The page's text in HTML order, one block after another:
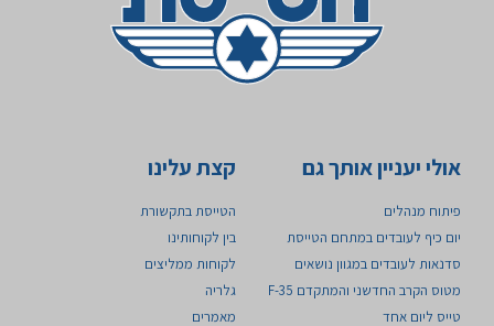
אולי יעניין אותך גם
פיתוח מנהלים
יום כיף לעובדים במתחם הטייסת
סדנאות לעובדים במגוון נושאים
מטוס הקרב החדשני והמתקדם 35-F ​
טייס ליום אחד
קצת עלינו
הטייסת בתקשורת
בין לקוחותינו
לקוחות ממליצים
גלריה
מאמרים